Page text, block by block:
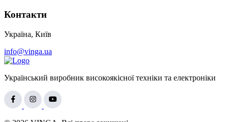
Контакти
Україна, Київ
info@vinga.ua
Український виробник високоякісної техніки та електроніки